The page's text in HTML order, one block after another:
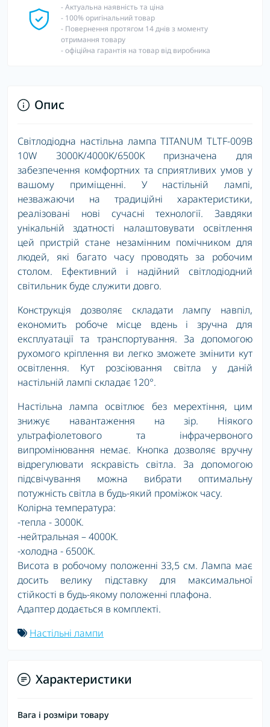
- Актуальна наявність та ціна
- 100% оригінальний товар
- Повернення протягом 14 днів з моменту
отримання товару
- офіційна гарантія на товар від виробника
Опис
Світлодіодна настільна лампа TITANUM TLTF-009B
10W 3000K/4000K/6500K призначена для
забезпечення комфортних та сприятливих умов у
вашому приміщенні. У настільній лампі,
незважаючи на традиційні характеристики,
реалізовані нові сучасні технології. Завдяки
унікальній здатності налаштовувати освітлення
цей пристрій стане незамінним помічником для
людей, які багато часу проводять за робочим
столом. Ефективний і надійний світлодіодний
світильник буде служити довго.
Конструкція дозволяє складати лампу навпіл,
економить робоче місце вдень і зручна для
експлуатації та транспортування. За допомогою
рухомого кріплення ви легко зможете змінити кут
освітлення. Кут розсіювання світла у даній
настільній лампі складає 120°.
Настільна лампа освітлює без мерехтіння, цим
знижує навантаження на зір. Ніякого
ультрафіолетового та інфрачервоного
випромінювання немає. Кнопка дозволяє вручну
відрегулювати яскравість світла. За допомогою
підсвічування можна вибрати оптимальну
потужність світла в будь-який проміжок часу.
Колірна температура:
-тепла - 3000К.
-нейтральная – 4000К.
-холодна - 6500К.
Висота в робочому положенні 33,5 см. Лампа має
досить велику підставку для максимальної
стійкості в будь-якому положенні плафона.
Адаптер додається в комплекті.
Настільні лампи
Характеристики
Вага і розміри товару